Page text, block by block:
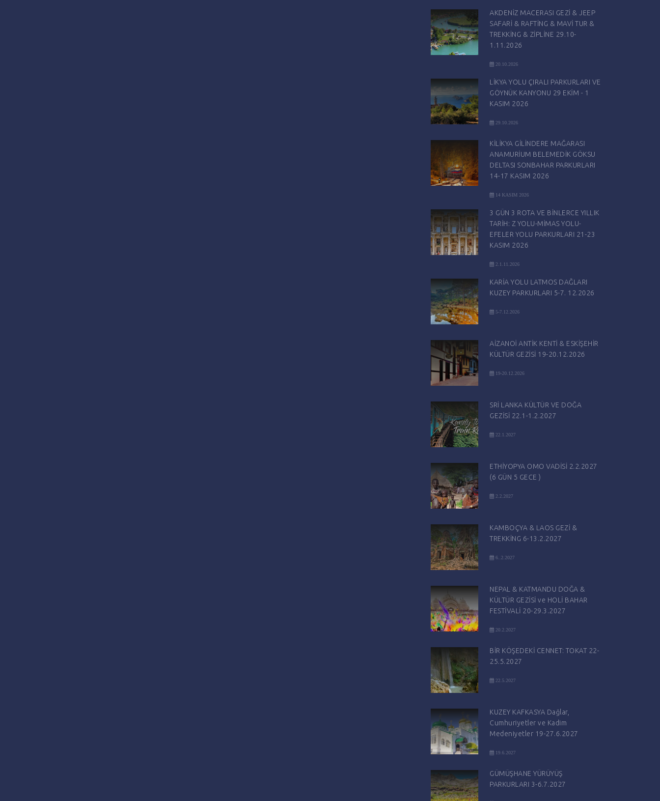
AKDENİZ MACERASI GEZİ & JEEP
SAFARİ & RAFTİNG & MAVİ TUR &
TREKKİNG & ZİPLİNE 29.10-
1.11.2026
20.10.2026
LİKYA YOLU ÇIRALI PARKURLARI VE
GÖYNÜK KANYONU 29 EKİM - 1
KASIM 2026
29.10.2026
KİLİKYA GİLİNDERE MAĞARASI
ANAMURİUM BELEMEDİK GÖKSU
DELTASI SONBAHAR PARKURLARI
14-17 KASIM 2026
14 KASIM 2026
3 GÜN 3 ROTA VE BİNLERCE YILLIK
TARİH: Z YOLU-MİMAS YOLU-
EFELER YOLU PARKURLARI 21-23
KASIM 2026
2.1.11.2026
KARİA YOLU LATMOS DAĞLARI
KUZEY PARKURLARI 5-7. 12.2026
5-7.12.2026
AİZANOİ ANTİK KENTİ & ESKİŞEHİR
KÜLTÜR GEZİSİ 19-20.12.2026
19-20.12.2026
SRİ LANKA KÜLTÜR VE DOĞA
GEZİSİ 22.1-1.2.2027
22.1.2027
ETHİYOPYA OMO VADİSİ 2.2.2027
(6 GÜN 5 GECE )
2.2.2027
KAMBOÇYA & LAOS GEZİ &
TREKKİNG 6-13.2.2027
6..2.2027
NEPAL & KATMANDU DOĞA &
KÜLTÜR GEZİSİ ve HOLİ BAHAR
FESTİVALİ 20-29.3.2027
20.2.2027
BİR KÖŞEDEKİ CENNET: TOKAT 22-
25.5.2027
22.5.2027
KUZEY KAFKASYA Dağlar,
Cumhuriyetler ve Kadim
Medeniyetler 19-27.6.2027
19.6.2027
GÜMÜŞHANE YÜRÜYÜŞ
PARKURLARI 3-6.7.2027